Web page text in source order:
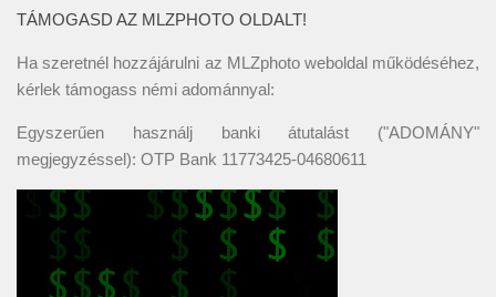
TÁMOGASD AZ MLZPHOTO OLDALT!
Ha szeretnél hozzájárulni az MLZphoto weboldal működéséhez,
kérlek támogass némi adománnyal:
Egyszerűen használj banki átutalást ("ADOMÁNY"
megjegyzéssel): OTP Bank 11773425-04680611